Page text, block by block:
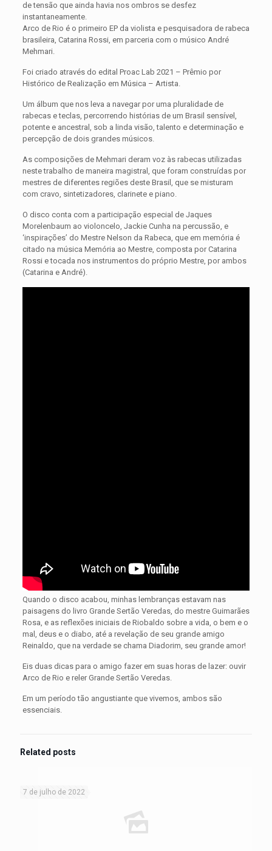
de tensão que ainda havia nos ombros se desfez
instantaneamente.
Arco de Rio é o primeiro EP da violista e pesquisadora de rabeca
brasileira, Catarina Rossi, em parceria com o músico André
Mehmari.
Foi criado através do edital Proac Lab 2021 – Prêmio por
Histórico de Realização em Música – Artista.
Um álbum que nos leva a navegar por uma pluralidade de
rabecas e teclas, percorrendo histórias de um Brasil sensível,
potente e ancestral, sob a linda visão, talento e determinação e
percepção de dois grandes músicos.
As composições de Mehmari deram voz às rabecas utilizadas
neste trabalho de maneira magistral, que foram construídas por
mestres de diferentes regiões deste Brasil, que se misturam
com cravo, sintetizadores, clarinete e piano.
O disco conta com a participação especial de Jaques
Morelenbaum ao violoncelo, Jackie Cunha na percussão, e
‘inspirações’ do Mestre Nelson da Rabeca, que em memória é
citado na música Memória ao Mestre, composta por Catarina
Rossi e tocada nos instrumentos do próprio Mestre, por ambos
(Catarina e André).
Quando o disco acabou, minhas lembranças estavam nas
paisagens do livro Grande Sertão Veredas, do mestre Guimarães
Rosa, e as reflexões iniciais de Riobaldo sobre a vida, o bem e o
mal, deus e o diabo, até a revelação de seu grande amigo
Reinaldo, que na verdade se chama Diadorim, seu grande amor!
Eis duas dicas para o amigo fazer em suas horas de lazer: ouvir
Arco de Rio e reler Grande Sertão Veredas.
Em um período tão angustiante que vivemos, ambos são
essenciais.
Related posts
7 de julho de 2022